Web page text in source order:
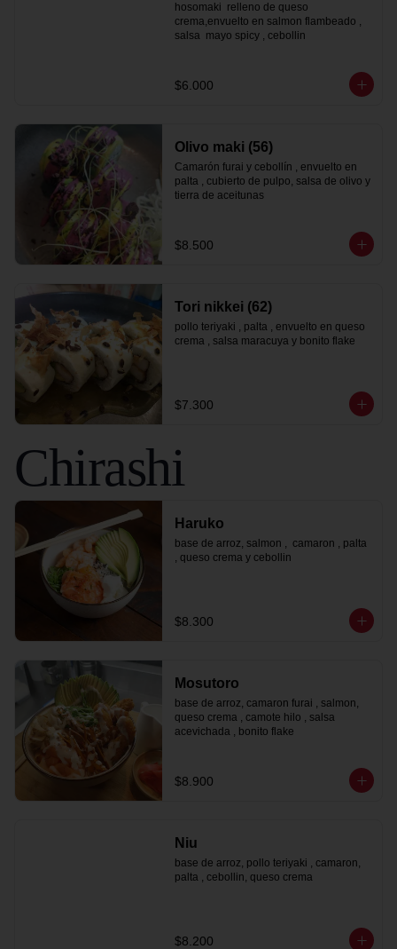
hosomaki  relleno de queso
crema,envuelto en salmon flambeado ,
salsa  mayo spicy , cebollin
$6.000
Olivo maki (56)
Camarón furai y cebollín , envuelto en
palta , cubierto de pulpo, salsa de olivo y
tierra de aceitunas
$8.500
Tori nikkei (62)
pollo teriyaki , palta , envuelto en queso
crema , salsa maracuya y bonito flake
$7.300
Chirashi
Haruko
base de arroz, salmon ,  camaron , palta
, queso crema y cebollin
$8.300
Mosutoro
base de arroz, camaron furai , salmon,
queso crema , camote hilo , salsa
acevichada , bonito flake
$8.900
Niu
base de arroz, pollo teriyaki , camaron,
palta , cebollin, queso crema
$8.200